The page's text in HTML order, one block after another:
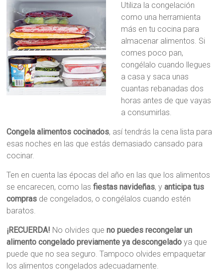
Utiliza la congelación
como una herramienta
más en tu cocina para
almacenar alimentos. Si
comes poco pan,
congélalo cuando llegues
a casa y saca unas
cuantas rebanadas dos
horas antes de que vayas
a consumirlas.
Congela alimentos cocinados, así tendrás la cena lista para
esas noches en las que estás demasiado cansado para
cocinar.
Ten en cuenta las épocas del año en las que los alimentos
se encarecen, como lasfiestas navideñas, yanticipa tus
compras de congelados, o congélalos cuando estén
baratos.
¡RECUERDA! No olvides queno puedes recongelar un
alimento congelado previamente ya descongelado ya que
puede que no sea seguro. Tampoco olvides empaquetar
los alimentos congelados adecuadamente.